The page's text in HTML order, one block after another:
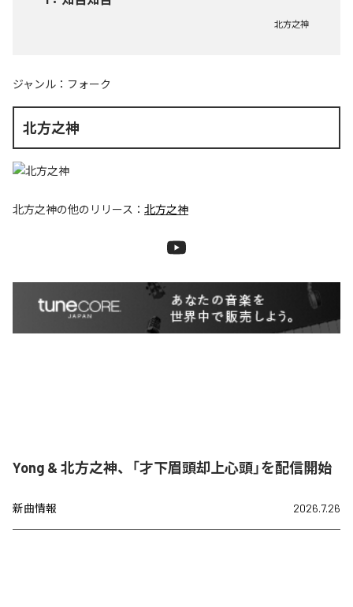
北方之神
ジャンル： フォーク
北方之神
北方之神の他のリリース： 北方之神
Yong & 北方之神、「才下眉頭却上心頭」を配信開始
新曲情報 2026.7.26